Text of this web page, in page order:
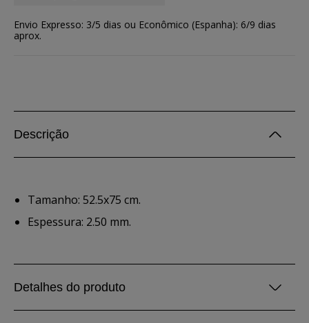
Envio Expresso: 3/5 dias ou Econômico (Espanha): 6/9 dias
aprox.
Descrição
Tamanho: 52.5x75 cm.
Espessura: 2.50 mm.
Detalhes do produto